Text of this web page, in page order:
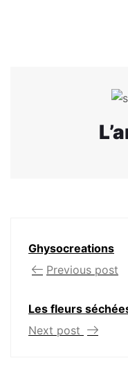
Ghysocreations
Previous post
Les fleurs
Next post